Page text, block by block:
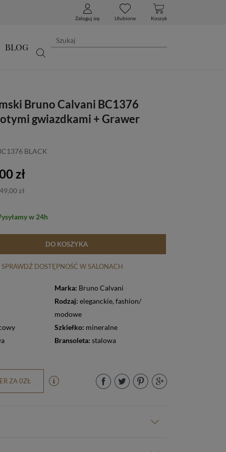
Zaloguj się Ulubione Koszyk
BLOG
Bruno Calvani BC1376
gwiazdkami + Grawer
BLACK
zł
zł
w 24h
DO KOSZYKA
SPRAWDŹ DOSTĘPNOŚĆ W SALONACH
Marka: Bruno Calvani
Rodzaj:eleganckie, fashion/
modowe
Szkiełko: mineralne
Bransoleta: stalowa
ZA 0ZŁ